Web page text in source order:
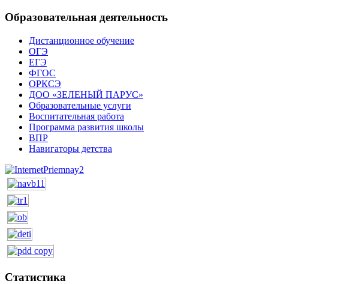
Образовательная деятельность
Дистанционное обучение
ОГЭ
ЕГЭ
ФГОС
ОРКСЭ
ДОО «ЗЕЛЕНЫЙ ПАРУС»
Образовательные услуги
Воспитательная работа
Программа развития школы
ВПР
Навигаторы детства
Статистика